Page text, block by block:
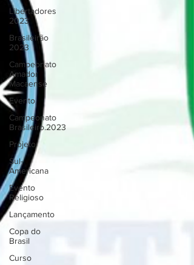
Libertadores
2023
Brasileirão
2023
Campeonato
Amador
Macaense
Evento
Campeonato
Brasileiro.2023
Projeto
Sul-
Americana
Evento
Religioso
Lançamento
Copa do
Brasil
Curso